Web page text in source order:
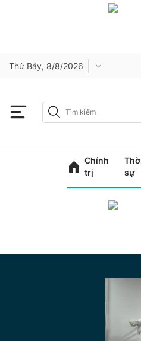
Thứ Bảy, 8/8/2026
Chính
trị
sự